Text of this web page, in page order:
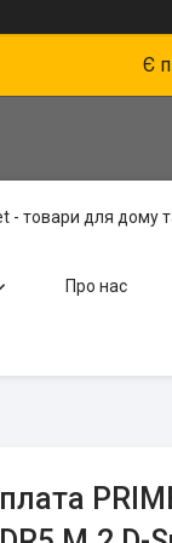
Є
- товари для дому
Про нас